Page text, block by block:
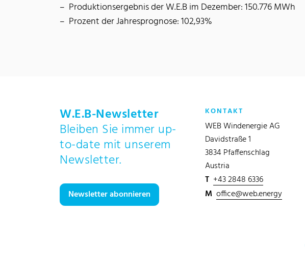
Produktionsergebnis der W.E.B im Dezember: 150.776 MWh
Prozent der Jahresprognose: 102,93%
W.E.B-Newsletter
Bleiben Sie immer up-
to-date mit unserem
Newsletter.
Newsletter abonnieren
KONTAKT
WEB Windenergie AG
Davidstraße 1
3834 Pfaffenschlag
Austria
T +43 2848 6336
M office@web.energy